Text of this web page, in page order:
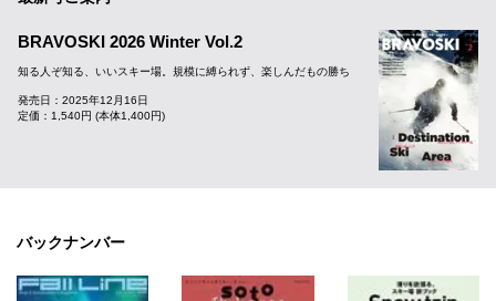
BRAVOSKI 2026 Winter Vol.2
知る人ぞ知る、いいスキー場。規模に縛られず、楽しんだもの勝ち
発売日：2025年12月16日
定価：1,540円 (本体1,400円)
バックナンバー